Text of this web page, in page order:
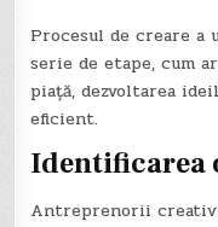
Procesul de creare a
serie de etape, cum
piață, dezvoltarea
eficient.
Antreprenorii